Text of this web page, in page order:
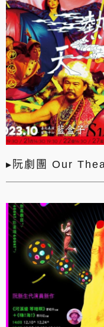
▸阮劇團 Our